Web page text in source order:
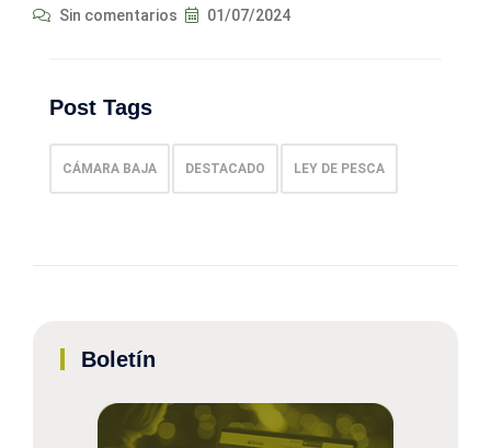
Sin comentarios 01/07/2024
Post Tags
CÁMARA BAJA DESTACADO LEY DE PESCA
Boletín